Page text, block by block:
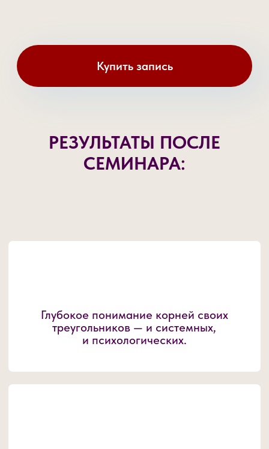
РЕЗУЛЬТАТЫ ПОСЛЕ
СЕМИНАРА: